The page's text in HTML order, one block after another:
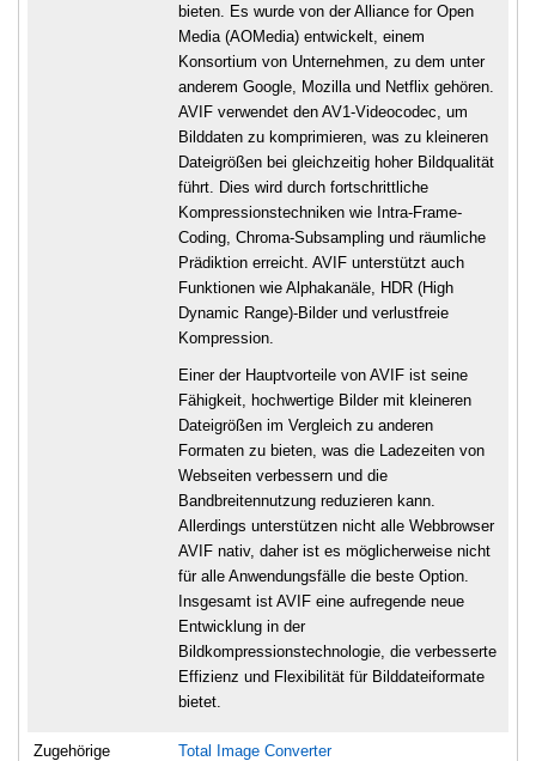
bieten. Es wurde von der Alliance for Open
Media (AOMedia) entwickelt, einem
Konsortium von Unternehmen, zu dem unter
anderem Google, Mozilla und Netflix gehören.
AVIF verwendet den AV1-Videocodec, um
Bilddaten zu komprimieren, was zu kleineren
Dateigrößen bei gleichzeitig hoher Bildqualität
führt. Dies wird durch fortschrittliche
Kompressionstechniken wie Intra-Frame-
Coding, Chroma-Subsampling und räumliche
Prädiktion erreicht. AVIF unterstützt auch
Funktionen wie Alphakanäle, HDR (High
Dynamic Range)-Bilder und verlustfreie
Kompression.
Einer der Hauptvorteile von AVIF ist seine
Fähigkeit, hochwertige Bilder mit kleineren
Dateigrößen im Vergleich zu anderen
Formaten zu bieten, was die Ladezeiten von
Webseiten verbessern und die
Bandbreitennutzung reduzieren kann.
Allerdings unterstützen nicht alle Webbrowser
AVIF nativ, daher ist es möglicherweise nicht
für alle Anwendungsfälle die beste Option.
Insgesamt ist AVIF eine aufregende neue
Entwicklung in der
Bildkompressionstechnologie, die verbesserte
Effizienz und Flexibilität für Bilddateiformate
bietet.
Zugehörige
Total Image Converter